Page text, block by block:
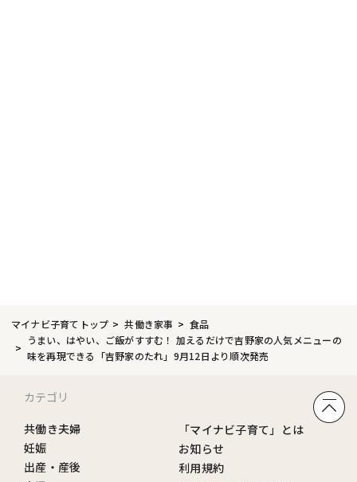
マイナビ子育てトップ 共働き家事
食品
うまい、はやい、ご飯がすすむ！ 加えるだけで吉野家の人気メニューの
味を再現できる「吉野家のたれ」9月12日より順次発売
カテゴリ
共働き夫婦
妊娠
出産・産後
「マイナビ子育て」とは
お知らせ
利用規約